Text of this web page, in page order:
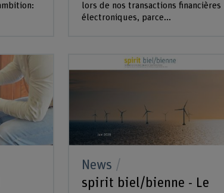
lors de nos transactions financières
électroniques, parce...
News
spirit biel/bienne - Le